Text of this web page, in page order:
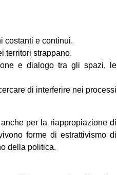
costanti e continui.
territori strappano.
e dialogo tra gli spazi, le
di interferire nei processi
per la riappropiazione di
forme di estrattivismo di
della politica.